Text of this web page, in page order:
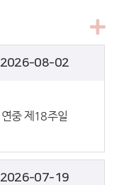
2026-08-02
연중 제18주일
2026-07-19